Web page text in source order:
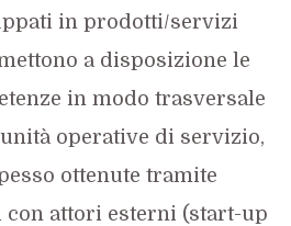
in prodotti/servizi
a disposizione le
in modo trasversale
operative di servizio,
ottenute tramite
con attori esterni (start-up